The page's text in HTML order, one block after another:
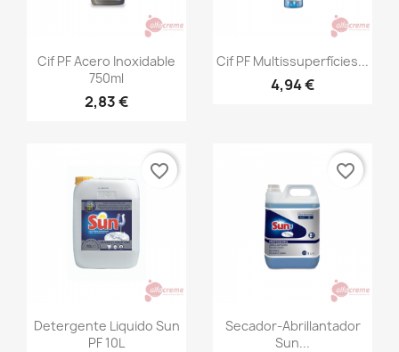
Vista rápida
Cif PF Acero Inoxidable
750ml
2,83 €
Vista rápida
Cif PF Multissuperfícies...
4,94 €
Vista rápida
Detergente Liquido Sun
PF 10L
favorite_border
Vista rápida
Secador-Abrillantador
Sun...
favorite_border